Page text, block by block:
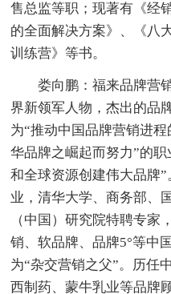
售总监等职；现著有《
的全面解决方案》、《八
训练营》等书。
娄向鹏：福来品牌营
界新领军人物，杰出的品
为“推动中国品牌营销进
华品牌之崛起而努力”的
和全球资源创建伟大品牌
业，清华大学、商务部、
（中国）研究院特聘专家
销、软品牌、品牌5°等中
为“杂交营销之父”。历任
西制药、蒙牛乳业等品牌